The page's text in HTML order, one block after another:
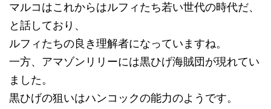
マルコはこれからはルフィたち若い世代の時代だ、
と話しており、
ルフィたちの良き理解者になっていますね。
一方、アマゾンリリーには黒ひげ海賊団が現れてい
ました。
黒ひげの狙いはハンコックの能力のようです。